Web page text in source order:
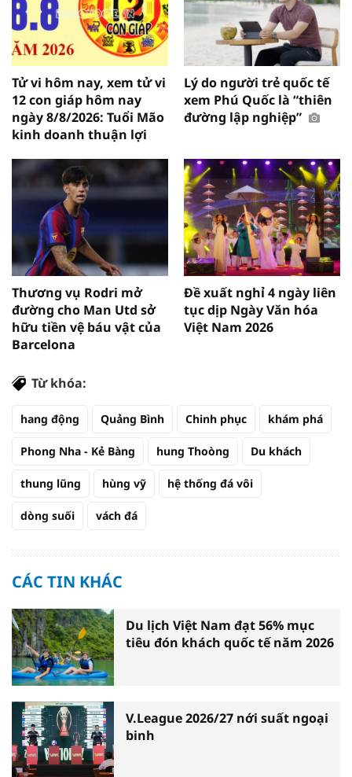
Tử vi hôm nay, xem tử vi
12 con giáp hôm nay
ngày 8/8/2026: Tuổi Mão
kinh doanh thuận lợi
Lý do người trẻ quốc tế
xem Phú Quốc là “thiên
đường lập nghiệp”
Thương vụ Rodri mở
đường cho Man Utd sở
hữu tiền vệ báu vật của
Barcelona
Đề xuất nghỉ 4 ngày liên
tục dịp Ngày Văn hóa
Việt Nam 2026
Từ khóa:
hang động Quảng Bình Chinh phục khám phá
Phong Nha - Kẻ Bàng hung Thoòng Du khách
thung lũng hùng vỹ hệ thống đá vôi
dòng suối vách đá
CÁC TIN KHÁC
Du lịch Việt Nam đạt 56% mục
tiêu đón khách quốc tế năm 2026
V.League 2026/27 nới suất ngoại
binh